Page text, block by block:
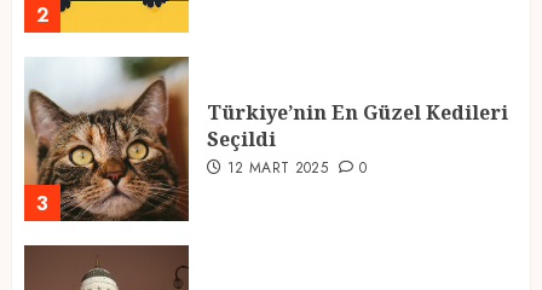
2
3
Türkiye’nin En Güzel Kedileri
Seçildi
12 MART 2025 0